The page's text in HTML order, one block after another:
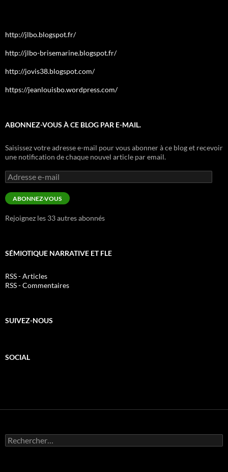
http://jlbo.blogspot.fr/
http://jlbo-brisemarine.blogspot.fr/
http://jovis38.blogspot.com/
https://jeanlouisbo.wordpress.com/
ABONNEZ-VOUS À CE BLOG PAR E-MAIL.
Saisissez votre adresse e-mail pour vous abonner à ce blog et recevoir
une notification de chaque nouvel article par email.
Adresse
e-
mail
ABONNEZ-VOUS
Rejoignez les 33 autres abonnés
SÉMIOTIQUE NARRATIVE ET FLE
RSS - Articles
RSS - Commentaires
SUIVEZ-NOUS
SOCIAL
Rechercher :